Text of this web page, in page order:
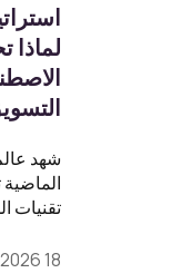
لماذا
شهد
تقنيات
18 Jul, 2026